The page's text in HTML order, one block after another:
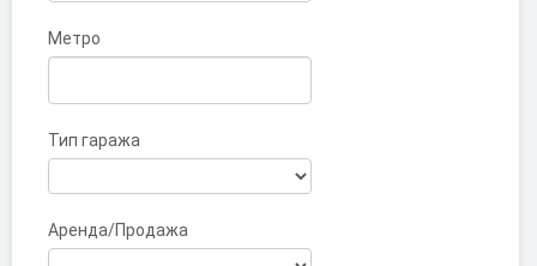
Метро
Тип гаража
Аренда/Продажа